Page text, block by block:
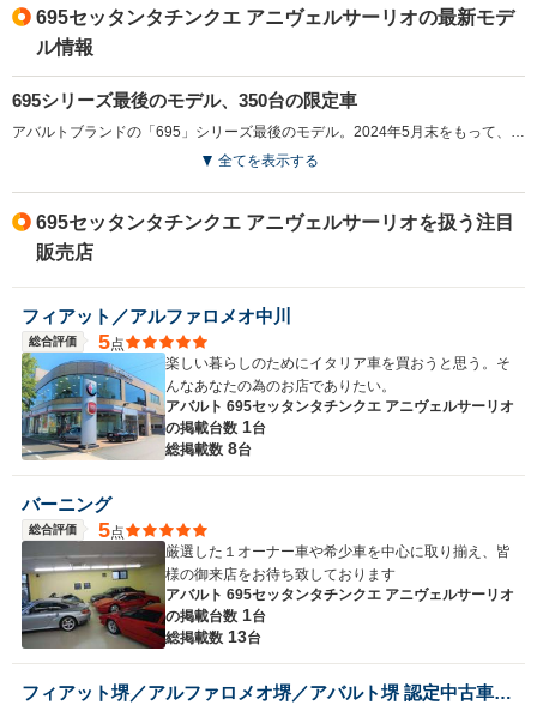
695セッタンタチンクエ アニヴェルサーリオの最新モデ
ル情報
695シリーズ最後のモデル、350台の限定車
アバルトブランドの「695」シリーズ最後のモデル。2024年5月末をもって、日本向け生産が終了になったことで設定された。車名のセッタンタチンクエとは、「75」のことであり、アバルトブランド設立から75年の歴史に敬意を表したもの。同車の排気量にちなんで、世界限定1368台の生産（うち350台は日本向け）となる。「アバルト695コンペティツィオーネ」のパワートレインをベースに、ブラックのエクステリアおよびゴールドアクセントを加えたMT専用モデルで、大径フローティングディスクブレーキが装備され、ブレーキ性能が向上。ヘッドレスト一体型サベルト製専用スポーツシート、ゴールドの17インチ14スポークアルミ、専用エンブレムなどの特別装備が施された。（2024.7）
全てを表示する
695セッタンタチンクエ アニヴェルサーリオを扱う注目
販売店
フィアット／アルファロメオ中川
総合評価 5点
楽しい暮らしのためにイタリア車を買おうと思う。そ
んなあなたの為のお店でありたい。
アバルト 695セッタンタチンクエ アニヴェルサーリオ
の掲載台数 1台
総掲載数 8台
バーニング
総合評価 5点
厳選した１オーナー車や希少車を中心に取り揃え、皆
様の御来店をお待ち致しております
アバルト 695セッタンタチンクエ アニヴェルサーリオ
の掲載台数 1台
総掲載数 13台
フィアット堺／アルファロメオ堺／アバルト堺 認定中古車オートエキスパートセンター